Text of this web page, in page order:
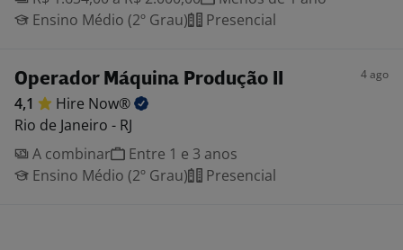
Ensino Médio (2º Grau)
Presencial
Operador Máquina Produção II 4 ago
4,1 Hire Now®
Rio de Janeiro - RJ
A combinar
Entre 1 e 3 anos
Ensino Médio (2º Grau)
Presencial